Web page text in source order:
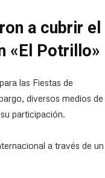
a cubrir el
«El Potrillo»
las Fiestas de
diversos medios de
participación.
a través de un